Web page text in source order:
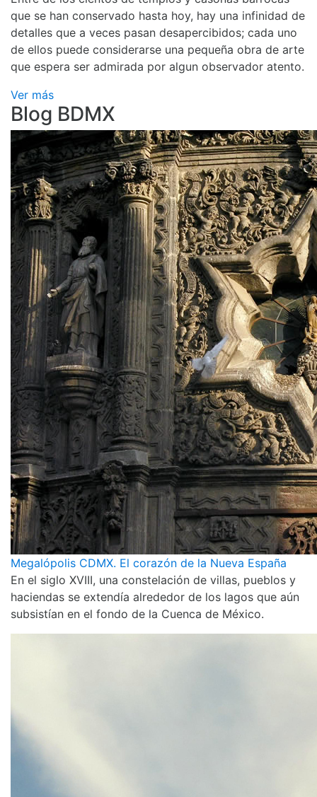
que se han conservado hasta hoy, hay una infinidad de
detalles que a veces pasan desapercibidos; cada uno
de ellos puede considerarse una pequeña obra de arte
que espera ser admirada por algun observador atento.
Ver más
Blog BDMX
Megalópolis CDMX. El corazón de la Nueva España
En el siglo XVIII, una constelación de villas, pueblos y
haciendas se extendía alrededor de los lagos que aún
subsistían en el fondo de la Cuenca de México.